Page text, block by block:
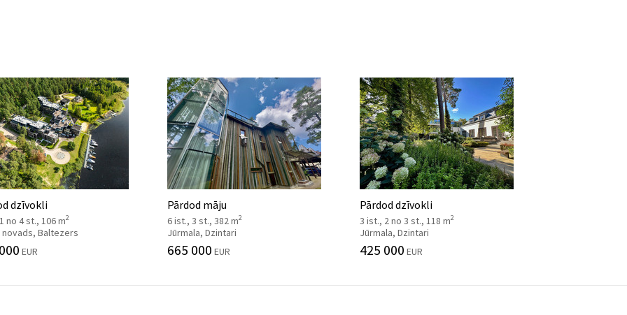
dzīvokli
no 4 st., 106 m2
novads, Baltezers
EUR
Pārdod māju
6 ist., 3 st., 382 m2
Jūrmala, Dzintari
665 000 EUR
Pārdod dzīvokli
3 ist., 2 no 3 st., 118 m2
Jūrmala, Dzintari
425 000 EUR